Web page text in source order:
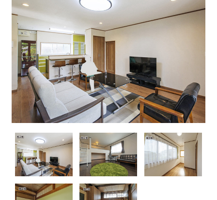
会社案内
ブログ
プライバシーポリシー
お電話でのご相談はこちら
0120-41-9585
受付時間 9:00～18:00（年中無休）
お気軽にリフォーム相談